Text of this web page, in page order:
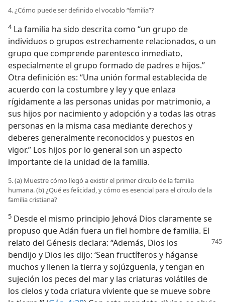
4. ¿Cómo puede ser definido el vocablo “familia”?
4La familia ha sido descrita como “un grupo de
individuos o grupos estrechamente relacionados, o un
grupo que comprende parentesco inmediato,
especialmente el grupo formado de padres e hijos.”
Otra definición es: “Una unión formal establecida de
acuerdo con la costumbre y ley y que enlaza
rígidamente a las personas unidas por matrimonio, a
sus hijos por nacimiento y adopción y a todas las otras
personas en la misma casa mediante derechos y
deberes generalmente reconocidos y puestos en
vigor.” Los hijos por lo general son un aspecto
importante de la unidad de la familia.
5. (a) Muestre cómo llegó a existir el primer círculo de la familia
humana. (b) ¿Qué es felicidad, y cómo es esencial para el círculo de la
familia cristiana?
5 Desde el mismo principio Jehová Dios claramente se
propuso que Adán fuera un fiel hombre de familia. El
relato del Génesis declara: “Además, Dios los
bendijo y Dios les dijo: ‘Sean fructíferos y háganse
muchos y llenen la tierra y sojúzguenla, y tengan en
sujeción los peces del mar y las criaturas volátiles de
los cielos y toda criatura viviente que se mueve sobre